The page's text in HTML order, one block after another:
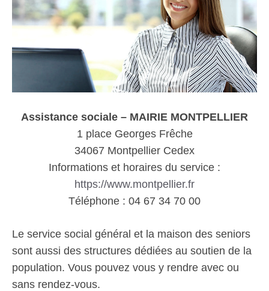
Assistance sociale – MAIRIE MONTPELLIER
1 place Georges Frêche
34067 Montpellier Cedex
Informations et horaires du service :
https://www.montpellier.fr
Téléphone : 04 67 34 70 00
Le service social général et la maison des seniors
sont aussi des structures dédiées au soutien de la
population. Vous pouvez vous y rendre avec ou
sans rendez-vous.